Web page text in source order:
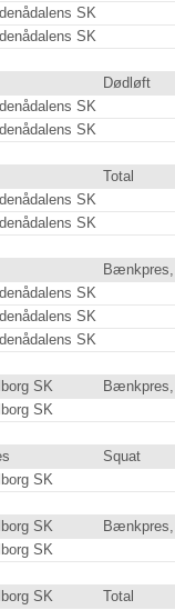
SK
SK
Dødløft
SK
SK
Total
SK
SK
SK
SK
SK
SK
SK
Squat
SK
SK
SK
SK
Total